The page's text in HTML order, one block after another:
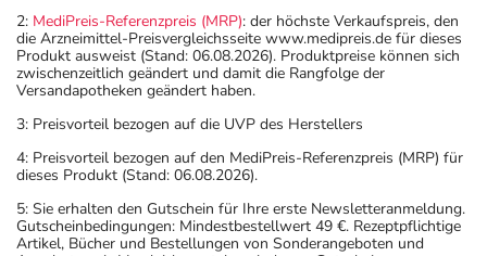
2: MediPreis-Referenzpreis (MRP): der höchste Verkaufspreis, den
die Arzneimittel-Preisvergleichsseite www.medipreis.de für dieses
Produkt ausweist (Stand: 06.08.2026). Produktpreise können sich
zwischenzeitlich geändert und damit die Rangfolge der
Versandapotheken geändert haben.
3: Preisvorteil bezogen auf die UVP des Herstellers
4: Preisvorteil bezogen auf den MediPreis-Referenzpreis (MRP) für
dieses Produkt (Stand: 06.08.2026).
5: Sie erhalten den Gutschein für Ihre erste Newsletteranmeldung.
Gutscheinbedingungen: Mindestbestellwert 49 €. Rezeptpflichtige
Artikel, Bücher und Bestellungen von Sonderangeboten und